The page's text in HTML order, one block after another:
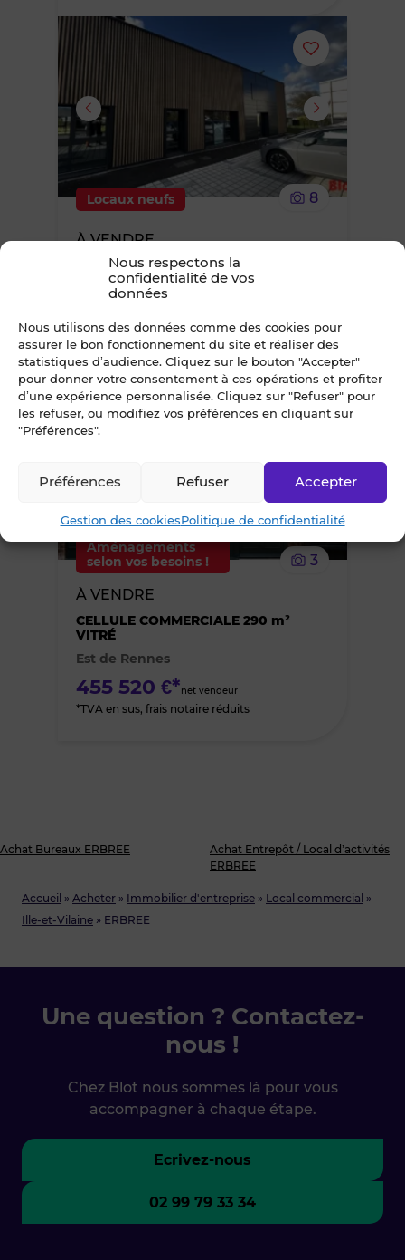
Nous respectons la
confidentialité de vos
données
Nous utilisons des données comme des cookies pour
assurer le bon fonctionnement du site et réaliser des
statistiques d’audience. Cliquez sur le bouton "Accepter"
pour donner votre consentement à ces opérations et profiter
d’une expérience personnalisée. Cliquez sur "Refuser" pour
les refuser, ou modifiez vos préférences en cliquant sur
"Préférences".
Accepter
Refuser
Préférences
Gestion des cookiesPolitique de confidentialité
Accueil » Acheter » Immobilier d'entreprise » Local commercial »
Ille-et-Vilaine » ERBREE
Ajouter
ou
supprimer
le
Locaux neufs 8
À VENDRE
BUREAUX 164 m² LA BOUEXIERE
Est de Rennes
Nous consulter
*TVA en sus, frais notaire réduits
Ajouter
supprimer
le
Aménagements
selon vos besoins !
3
À VENDRE
CELLULE COMMERCIALE 290 m²
VITRÉ
Est de Rennes
455 520 €*net vendeur
*TVA en sus, frais notaire réduits
Achat Bureaux ERBREE
Achat Entrepôt / Local d’activités
ERBREE
Une question ? Contactez-
nous !
Chez Blot nous sommes là pour vous
accompagner à chaque étape.
Ecrivez-nous
02 99 79 33 34